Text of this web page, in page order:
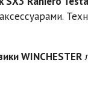
WINCHESTER